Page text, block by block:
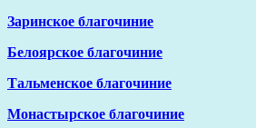
Заринское благочиние
Белоярское благочиние
Тальменское благочиние
Монастырское благочиние